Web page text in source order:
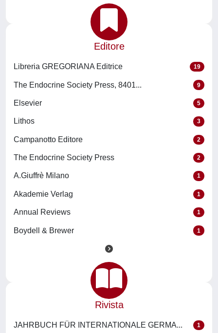
Editore
Libreria GREGORIANA Editrice 19
The Endocrine Society Press, 8401... 9
Elsevier 5
Lithos 3
Campanotto Editore 2
The Endocrine Society Press 2
A.Giuffrè Milano 1
Akademie Verlag 1
Annual Reviews 1
Boydell & Brewer 1
Rivista
JAHRBUCH FÜR INTERNATIONALE GERMA... 1